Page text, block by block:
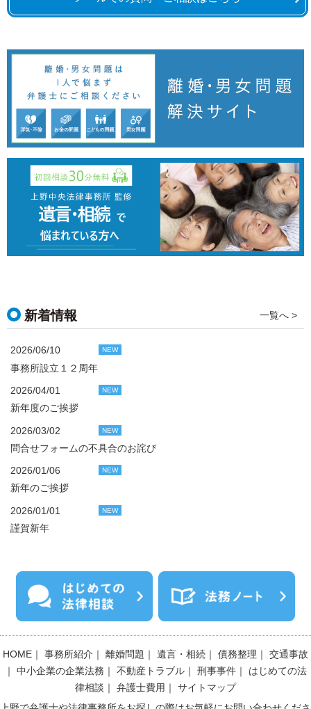
新着情報 一覧へ >
2026/06/10 NEW
事務所設立１２周年
2026/04/01 NEW
新年度のご挨拶
2026/03/02 NEW
問合せフォームの不具合のお詫び
2026/01/06 NEW
新年のご挨拶
2026/01/01 NEW
謹賀新年
HOME 事務所紹介 離婚問題 遺言・相続 債務整理
交通事故
中小企業の企業法務 不動産トラブル 刑事事件
はじめての法
律相談
弁護士費用
サイトマップ